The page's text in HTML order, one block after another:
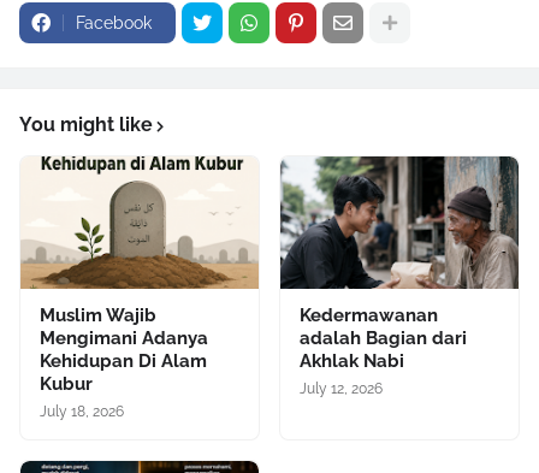
Facebook
You might like
Muslim Wajib
Mengimani Adanya
Kehidupan Di Alam
Kubur
July 18, 2026
Kedermawanan
adalah Bagian dari
Akhlak Nabi
July 12, 2026